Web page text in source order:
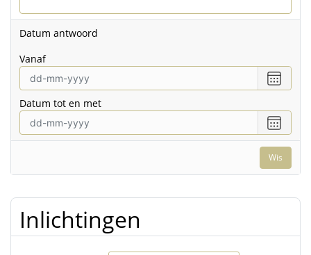
met
Datum antwoord
vanaf
een
vanaf
Datum tot en met
een
datum
tot
en
Wis
Inlichtingen